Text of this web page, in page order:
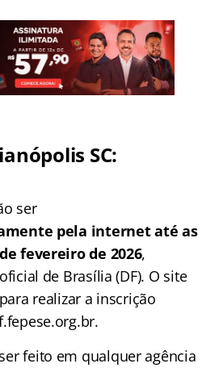
SC:
ser
pela internetaté as
fevereiro de 2026,
de Brasília (DF). O site
realizar a inscrição
feito em qualquer agência